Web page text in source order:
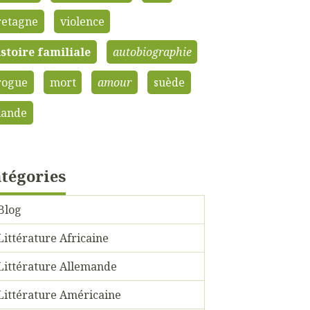
violence
familiale autobiographie
mort amour suède
Africaine
Allemande
Américaine